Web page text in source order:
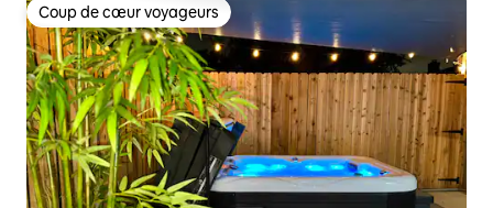
Coup de cœur voyageurs
Coup de cœur voyageurs